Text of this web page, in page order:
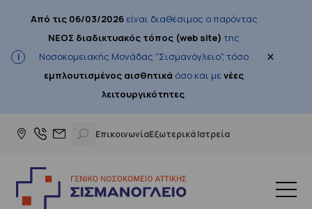
Από τις 06/03/2026είναι διαθέσιμος ο παρόντας
ΝΕΟΣ διαδικτυακός τόπος (web site) της
Νοσοκομειακής Μονάδας "Σισμανόγλειο", τόσο
εμπλουτισμένος αισθητικά όσο και μενέες
λειτουργικότητες.
×
ΕπικοινωνίαΕξωτερικά Ιατρεία